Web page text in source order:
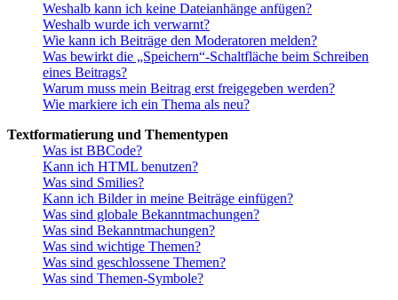
Weshalb kann ich keine Dateianhänge anfügen?
Weshalb wurde ich verwarnt?
Wie kann ich Beiträge den Moderatoren melden?
Was bewirkt die „Speichern“-Schaltfläche beim Schreiben
eines Beitrags?
Warum muss mein Beitrag erst freigegeben werden?
Wie markiere ich ein Thema als neu?
Textformatierung und Thementypen
Was ist BBCode?
Kann ich HTML benutzen?
Was sind Smilies?
Kann ich Bilder in meine Beiträge einfügen?
Was sind globale Bekanntmachungen?
Was sind Bekanntmachungen?
Was sind wichtige Themen?
Was sind geschlossene Themen?
Was sind Themen-Symbole?